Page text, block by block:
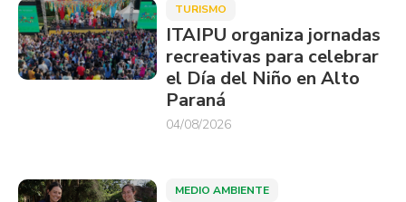
TURISMO
ITAIPU organiza jornadas
recreativas para celebrar
el Día del Niño en Alto
Paraná
04/08/2026
MEDIO AMBIENTE